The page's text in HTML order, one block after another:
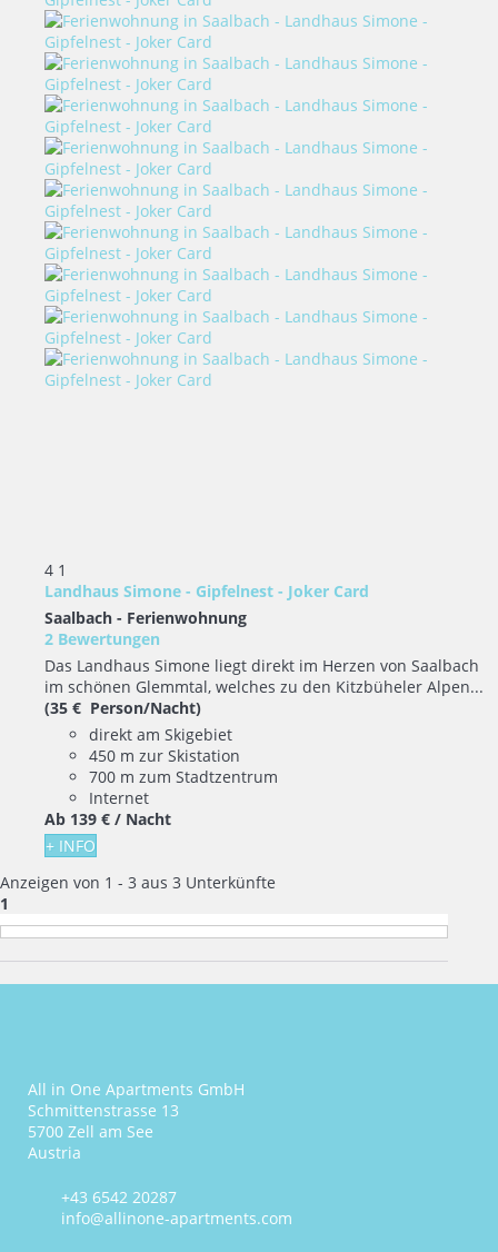
4 1
Landhaus Simone - Gipfelnest - Joker Card
Saalbach - Ferienwohnung
2 Bewertungen
Das Landhaus Simone liegt direkt im Herzen von Saalbach
im schönen Glemmtal, welches zu den Kitzbüheler Alpen...
(35 € Person/Nacht)
direkt am Skigebiet
450 m zur Skistation
700 m zum Stadtzentrum
Internet
Ab 139 € / Nacht
+ INFO
Anzeigen von 1 - 3 aus 3 Unterkünfte
1
All in One Apartments GmbH
Schmittenstrasse 13
5700 Zell am See
Austria
+43 6542 20287
info@allinone-apartments.com